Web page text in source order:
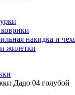
накидка и
жилетки
Дадо 04 голубой